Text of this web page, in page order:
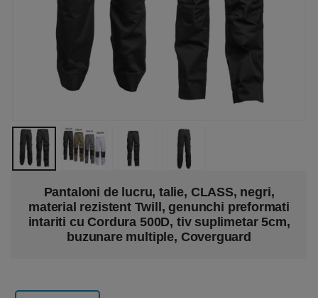
Pantaloni de lucru, talie, CLASS, negri,
material rezistent Twill, genunchi preformati
intariti cu Cordura 500D, tiv suplimetar 5cm,
buzunare multiple, Coverguard